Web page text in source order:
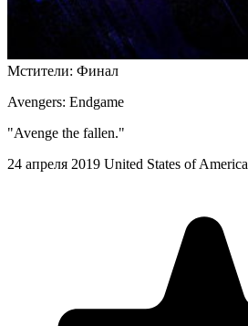
Мстители: Финал
Avengers: Endgame
"Avenge the fallen."
24 апреля 2019 United States of America